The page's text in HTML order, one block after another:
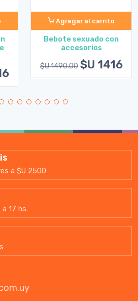
Agregar al carrito
Bebote sexuado con
accesorios
$U 1490.00 $U 1416
a $U 2500
a 17 hs.